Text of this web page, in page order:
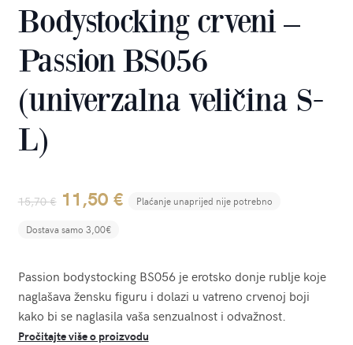
Bodystocking crveni –
Passion BS056
(univerzalna veličina S-
L)
15,70€ Original
price
15,70 €.
11,50 €Current
11,50 €.
Plaćanje unaprijed nije potrebno
Dostava samo 3,00€
Passion bodystocking BS056 je erotsko donje rublje koje
naglašava žensku figuru i dolazi u vatreno crvenoj boji
kako bi se naglasila vaša senzualnost i odvažnost.
Pročitajte više o proizvodu